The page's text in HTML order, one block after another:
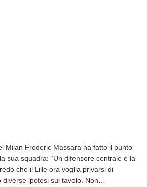
Milan Frederic Massara ha fatto il punto
sua squadra: “Un difensore centrale è la
che il Lille ora voglia privarsi di
ipotesi sul tavolo. Non…